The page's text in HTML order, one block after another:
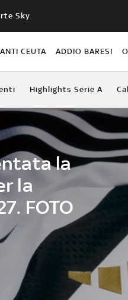
Sky
CEUTA ADDIO BARESI
Highlights Serie A
la
la
FOTO